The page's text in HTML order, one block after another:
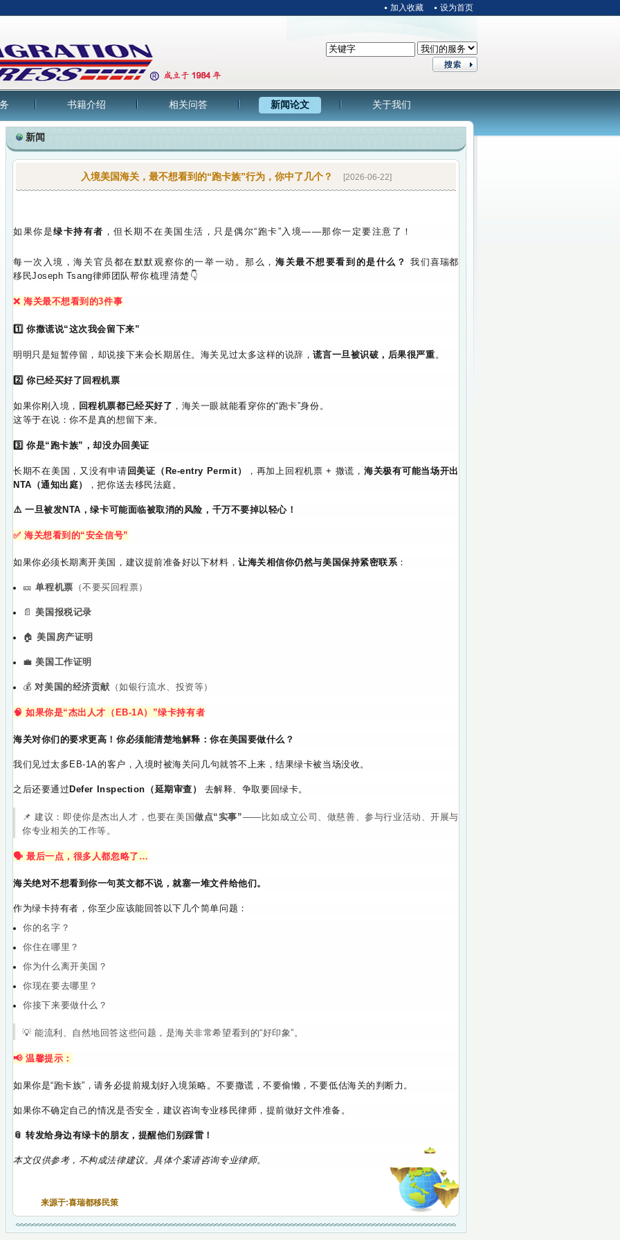
加入收藏 设为首页
书籍介绍 相关问答 新闻论文 关于我们
新闻
入境美国海关，最不想看到的“跑卡族”行为，你中了几个？ [2026-06-22]
如果你是绿卡持有者 ，但长期不在美国生活，只是偶尔“跑卡”入境——那你一定要注意了！
每一次入境，海关官员都在默默观察你的一举一动。那么， 海关最不想要看到的是什么？ 我们喜瑞都
移民Joseph Tsang律师团队帮你梳理清楚👇
❌ 海关最不想看到的3件事
1️⃣ 你撒谎说“这次我会留下来”
明明只是短暂停留，却说接下来会长期居住。 海关见过太多这样的说辞，谎言一旦被识破，后果很严重。
2️⃣ 你已经买好了回程机票
如果你刚入境， 回程机票都已经买好了 ，海关一眼就能看穿你的“跑卡”身份。
这等于在说：你不是真的想留下来。
3️⃣ 你是“跑卡族”，却没办回美证
长期不在美国，又没有申请 回美证（Re-entry Permit） ， 再加上回程机票 + 撒谎， 海关极有可能当场开出
NTA（通知出庭）
，把你送去移民法庭。
⚠️ 一旦被发NTA，绿卡可能面临被取消的风险，千万不要掉以轻心！
✅ 海关想看到的“安全信号”
如果你必须长期离开美国，建议提前准备好以下材料，让海关相信你仍然与美国保持紧密联系：
🎫单程机票 （不要买回程票）
📄美国报税记录
🏠美国房产证明
💼美国工作证明
💰对美国的经济贡献 （如银行流水、投资等）
🧠 如果你是“杰出人才（EB-1A）”绿卡持有者
海关对你们的要求更高！ 你必须能清楚地解释：你在美国要做什么？
我们见过太多EB-1A的客户，入境时被海关问几句就答不上来，结果绿卡被当场没收。
之后还要通过 Defer Inspection（延期审查） 去解释、争取要回绿卡。
📌 建议：即使你是杰出人才，也要在美国做点“实事”—— 比如成立公司、做慈善、参与行业活动、开展与
你专业相关的工作等。
🗣️ 最后一点，很多人都忽略了…
海关绝对不想看到你一句英文都不说，就塞一堆文件给他们。
作为绿卡持有者，你至少应该能回答以下几个简单问题：
你的名字？
你住在哪里？
你为什么离开美国？
你现在要去哪里？
你接下来要做什么？
💡 能流利、自然地回答这些问题，是海关非常希望看到的“好印象”。
📢 温馨提示：
如果你是“跑卡族”，请务必提前规划好入境策略。 不要撒谎，不要偷懒，不要低估海关的判断力。
如果你不确定自己的情况是否安全，建议咨询专业移民律师，提前做好文件准备。
📎 转发给身边有绿卡的朋友，提醒他们别踩雷！
本文仅供参考，不构成法律建议。具体个案请咨询专业律师。
来源于:喜瑞都移民策